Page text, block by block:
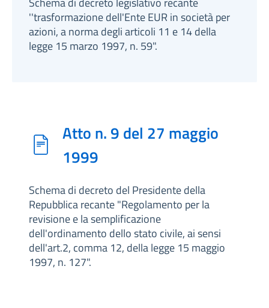
''trasformazione dell'Ente EUR in società per
azioni, a norma degli articoli 11 e 14 della
legge 15 marzo 1997, n. 59".
Atto n. 9 del 27 maggio
1999
Schema di decreto del Presidente della
Repubblica recante "Regolamento per la
revisione e la semplificazione
dell'ordinamento dello stato civile, ai sensi
dell'art.2, comma 12, della legge 15 maggio
1997, n. 127".